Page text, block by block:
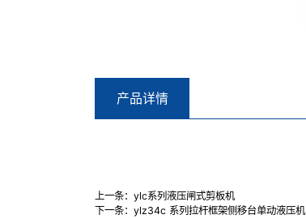
产品详情
上一条： ylc系列液压闸式剪板机
下一条： ylz34c 系列拉杆框架侧移台单动液压机